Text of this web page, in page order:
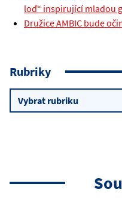
loď“ inspirující mladou
Družice AMBIC bude
Rubriky
Rubriky